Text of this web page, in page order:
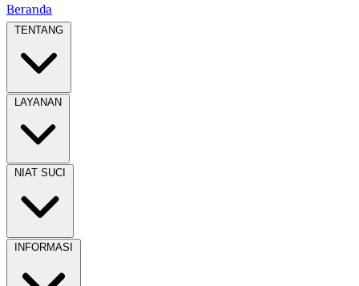
Beranda
TENTANG
LAYANAN
NIAT SUCI
INFORMASI